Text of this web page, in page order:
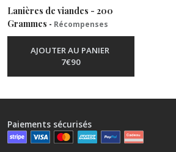
Lanières de viandes - 200
Grammes - Récompenses
AJOUTER AU PANIER
7€90
Volaille
(34)
Compléments
(5)
Récompenses
(3)
Paiements sécurisés